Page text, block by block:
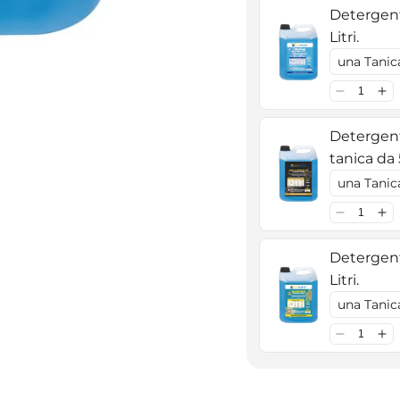
Litri.
tanica da
Litri.